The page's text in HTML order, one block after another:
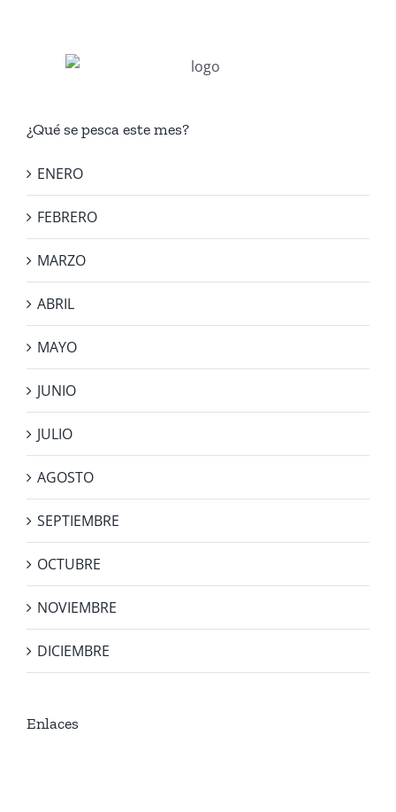
¿Qué se pesca este mes?
ENERO
FEBRERO
MARZO
ABRIL
MAYO
JUNIO
JULIO
AGOSTO
SEPTIEMBRE
OCTUBRE
NOVIEMBRE
DICIEMBRE
Enlaces